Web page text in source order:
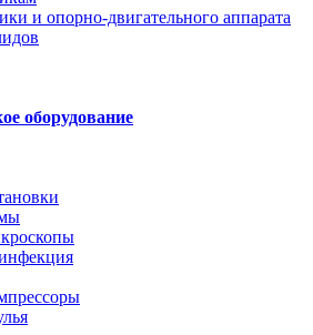
и опорно-двигательного аппарата
оборудование